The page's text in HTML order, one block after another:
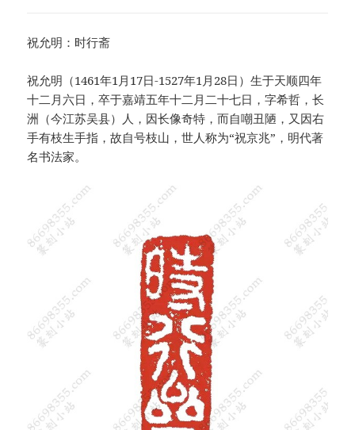
祝允明：时行斋
祝允明（1461年1月17日-1527年1月28日）生于天顺四年
十二月六日，卒于嘉靖五年十二月二十七日，字希哲，长
洲（今江苏吴县）人，因长像奇特，而自嘲丑陋，又因右
手有枝生手指，故自号枝山，世人称为“祝京兆”，明代著
名书法家。